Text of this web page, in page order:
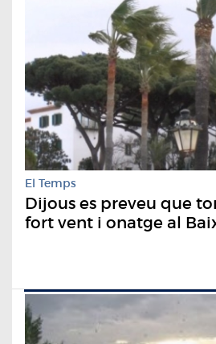
El Temps
Dijous es preveu que
fort vent i onatge al